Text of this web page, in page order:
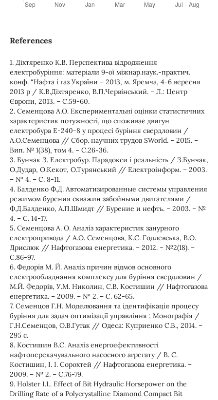
References
1. Діхтяренко К.В. Перспектива відродження
електробуріння: матеріали 9-ої міжнар.наук.-практич.
конф. “Нафта і газ України – 2013, м. Яремча, 4-6 вересня
2013 р / К.В.Діхтяренко, В.П.Червінський. – Л.: Центр
Європи, 2013. – С.59-60.
2. Семенцова А.О. Експериментальні оцінки статистичних
характеристик потужності, що споживає двигун
електробура Е-240-8 у процесі буріння свердловин /
А.О.Семенцова // Сбор. научних трудов SWorld. – 2015. –
Вип. № 1(38), том 4. – С.26-36.
3. Бунчак З. Електробур. Парадокси і реальність / З.Бунчак,
О.Дудар, О.Кекот, О.Турянський // Електроінформ. – 2003.
– № 4. – С. 8-11.
4. Балденко Ф.Д. Автоматизированные системы управления
режимом бурения скважин забойными двигателями /
Ф.Д.Балденко, А.П.Шмидт // Бурение и нефть. – 2003. – №
4. – С. 14-17.
5. Семенцова А. О. Аналіз характеристик занурного
електропривода / А.О. Семенцова, К.С. Годлевська, В.О.
Дрислюк // Нафтогазова енергетика. – 2012. – №2(18). –
С.86-97.
6. Федорів М. Й. Аналіз причин відмов основного
електрообладнання комплексу для буріння свердловин /
М.Й. Федорів, У.М. Николин, С.В. Костишин // Нафтогазова
енергетика. – 2009. – № 2. – С. 62-65.
7. Семенцов Г.Н. Моделювання та ідентифікація процесу
буріння для задач оптимізації управління : Монографія /
Г.Н.Семенцов, О.В.Гутак // Одеса: Куприенко С.В., 2014. –
295 с.
8. Костишин В.С. Аналіз енергоефективності
нафтоперекачувального насосного агрегату / В. С.
Костишин, І. І. Сорохтей // Нафтогазова енергетика. –
2009. – № 2. – С.76-79.
9. Holster I.L. Effect of Bit Hydraulic Horsepower on the
Drilling Rate of a Polycrystalline Diamond Compact Bit